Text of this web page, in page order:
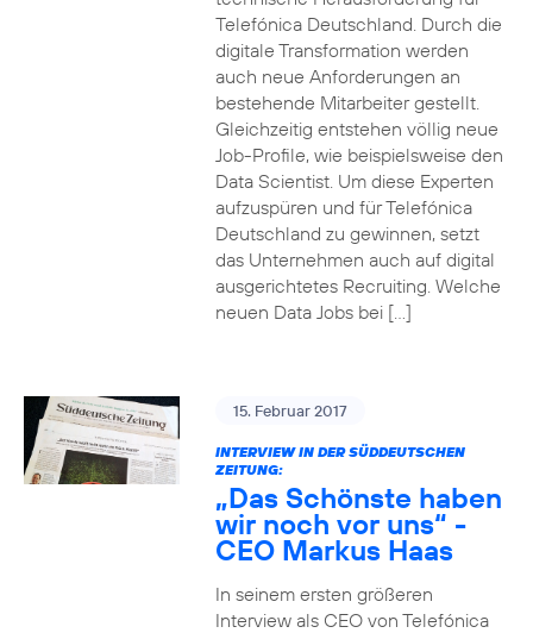
Telefónica Deutschland. Durch die
digitale Transformation werden
auch neue Anforderungen an
bestehende Mitarbeiter gestellt.
Gleichzeitig entstehen völlig neue
Job-Profile, wie beispielsweise den
Data Scientist. Um diese Experten
aufzuspüren und für Telefónica
Deutschland zu gewinnen, setzt
das Unternehmen auch auf digital
ausgerichtetes Recruiting. Welche
neuen Data Jobs bei […]
15. Februar 2017
INTERVIEW IN DER SÜDDEUTSCHEN
ZEITUNG:
„Das Schönste haben
wir noch vor uns“ -
CEO Markus Haas
In seinem ersten größeren
Interview als CEO von Telefónica